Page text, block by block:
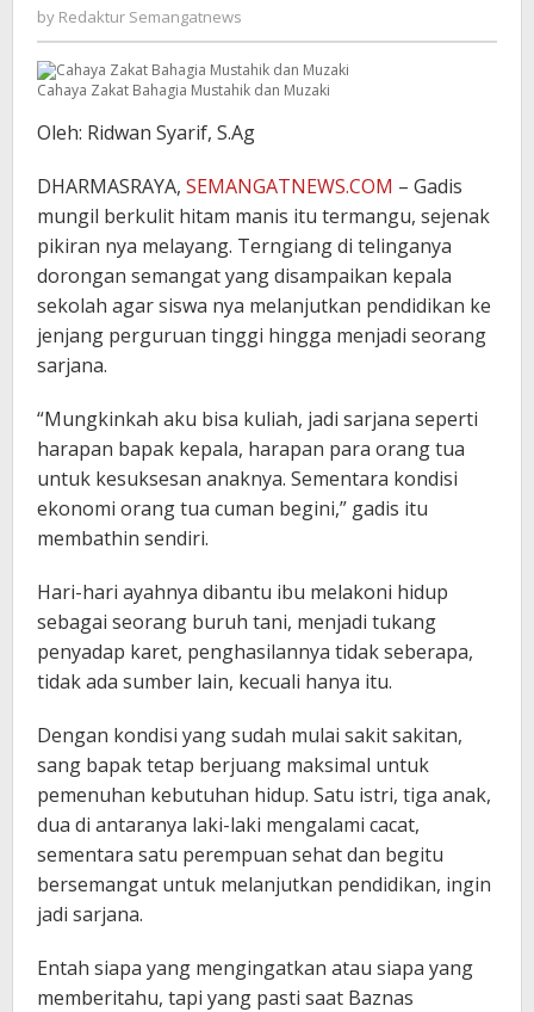
by Redaktur Semangatnews
Cahaya Zakat Bahagia Mustahik dan Muzaki
Oleh: Ridwan Syarif, S.Ag
DHARMASRAYA, SEMANGATNEWS.COM – Gadis
mungil berkulit hitam manis itu termangu, sejenak
pikiran nya melayang. Terngiang di telinganya
dorongan semangat yang disampaikan kepala
sekolah agar siswa nya melanjutkan pendidikan ke
jenjang perguruan tinggi hingga menjadi seorang
sarjana.
“Mungkinkah aku bisa kuliah, jadi sarjana seperti
harapan bapak kepala, harapan para orang tua
untuk kesuksesan anaknya. Sementara kondisi
ekonomi orang tua cuman begini,” gadis itu
membathin sendiri.
Hari-hari ayahnya dibantu ibu melakoni hidup
sebagai seorang buruh tani, menjadi tukang
penyadap karet, penghasilannya tidak seberapa,
tidak ada sumber lain, kecuali hanya itu.
Dengan kondisi yang sudah mulai sakit sakitan,
sang bapak tetap berjuang maksimal untuk
pemenuhan kebutuhan hidup. Satu istri, tiga anak,
dua di antaranya laki-laki mengalami cacat,
sementara satu perempuan sehat dan begitu
bersemangat untuk melanjutkan pendidikan, ingin
jadi sarjana.
Entah siapa yang mengingatkan atau siapa yang
memberitahu, tapi yang pasti saat Baznas